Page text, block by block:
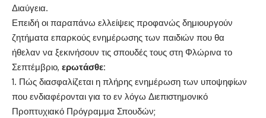
Διαύγεια.
Επειδή οι παραπάνω ελλείψεις προφανώς δημιουργούν
ζητήματα επαρκούς ενημέρωσης των παιδιών που θα
ήθελαν να ξεκινήσουν τις σπουδές τους στη Φλώρινα το
Σεπτέμβριο, ερωτάσθε:
Πώς διασφαλίζεται η πλήρης ενημέρωση των υποψηφίων
που ενδιαφέρονται για το εν λόγω Διεπιστημονικό
Προπτυχιακό Πρόγραμμα Σπουδών;